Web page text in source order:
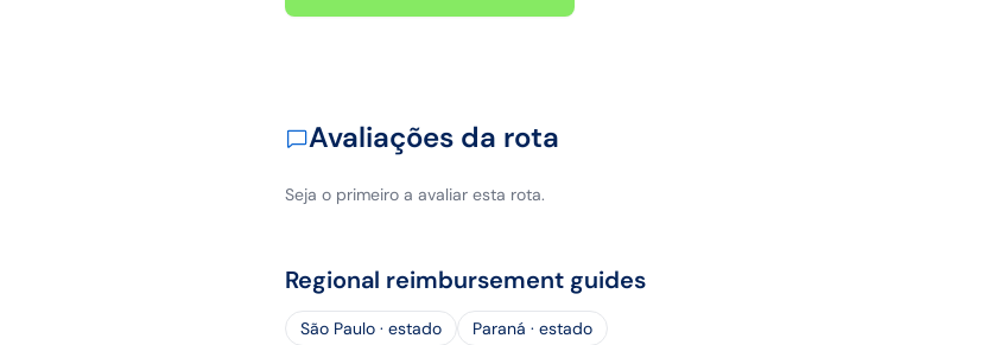
Avaliações da rota
Seja o primeiro a avaliar esta rota.
Regional reimbursement guides
São Paulo · estado Paraná · estado